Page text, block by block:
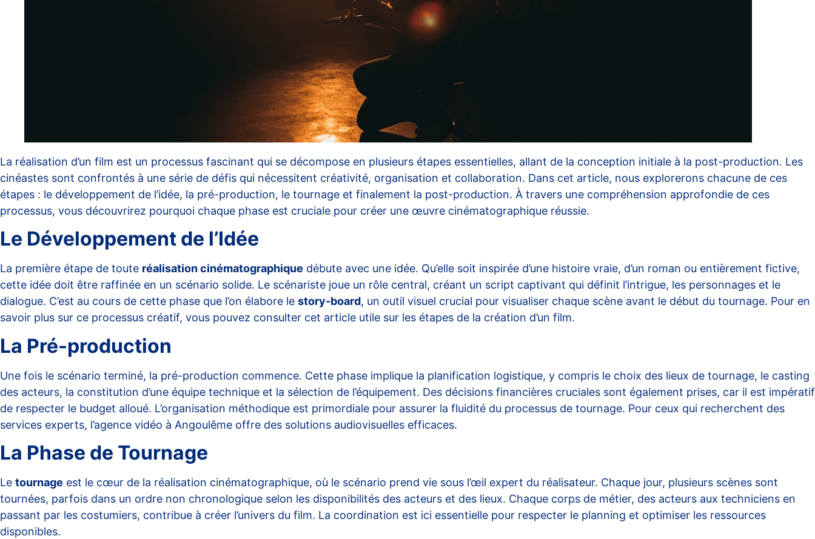
La réalisation d’un film est un processus fascinant qui se décompose en plusieurs étapes essentielles, allant de la conception initiale à la post-production. Les
cinéastes sont confrontés à une série de défis qui nécessitent créativité, organisation et collaboration. Dans cet article, nous explorerons chacune de ces
étapes : le développement de l’idée, la pré-production, le tournage et finalement la post-production. À travers une compréhension approfondie de ces
processus, vous découvrirez pourquoi chaque phase est cruciale pour créer une œuvre cinématographique réussie.
Le Développement de l’Idée
La première étape de toute réalisation cinématographique débute avec une idée. Qu’elle soit inspirée d’une histoire vraie, d’un roman ou entièrement fictive,
cette idée doit être raffinée en un scénario solide. Le scénariste joue un rôle central, créant un script captivant qui définit l’intrigue, les personnages et le
dialogue. C’est au cours de cette phase que l’on élabore le story-board, un outil visuel crucial pour visualiser chaque scène avant le début du tournage. Pour en
savoir plus sur ce processus créatif, vous pouvez consulter cet article utile sur les étapes de la création d’un film.
La Pré-production
Une fois le scénario terminé, la pré-production commence. Cette phase implique la planification logistique, y compris le choix des lieux de tournage, le casting
des acteurs, la constitution d’une équipe technique et la sélection de l’équipement. Des décisions financières cruciales sont également prises, car il est impératif
de respecter le budget alloué. L’organisation méthodique est primordiale pour assurer la fluidité du processus de tournage. Pour ceux qui recherchent des
services experts, l’agence vidéo à Angoulême offre des solutions audiovisuelles efficaces.
La Phase de Tournage
Le tournage est le cœur de la réalisation cinématographique, où le scénario prend vie sous l’œil expert du réalisateur. Chaque jour, plusieurs scènes sont
tournées, parfois dans un ordre non chronologique selon les disponibilités des acteurs et des lieux. Chaque corps de métier, des acteurs aux techniciens en
passant par les costumiers, contribue à créer l’univers du film. La coordination est ici essentielle pour respecter le planning et optimiser les ressources
disponibles.